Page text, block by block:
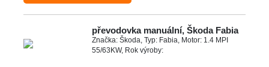
převodovka manuální, Škoda Fabia
Značka: Škoda, Typ: Fabia, Motor: 1.4 MPI
55/63KW, Rok výroby: